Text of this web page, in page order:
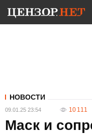
НОВОСТИ
09.01.25 23:54 10 111
Маск и